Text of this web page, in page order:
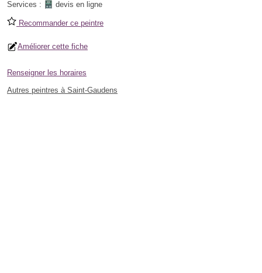
Services : devis en ligne
Recommander ce peintre
Améliorer cette fiche
Renseigner les horaires
Autres peintres à Saint-Gaudens